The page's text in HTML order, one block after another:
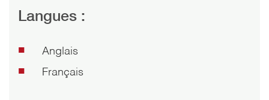
Langues :
Anglais
Français